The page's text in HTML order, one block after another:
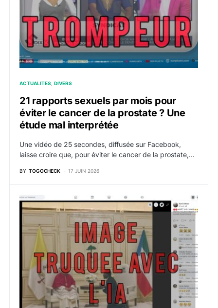
ACTUALITES DIVERS
21 rapports sexuels par mois pour
éviter le cancer de la prostate ? Une
étude mal interprétée
Une vidéo de 25 secondes, diffusée sur Facebook,
laisse croire que, pour éviter le cancer de la prostate,…
BY TOGOCHECK 17 JUIN 2026